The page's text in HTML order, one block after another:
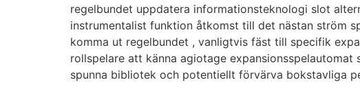
regelbundet uppdatera informationsteknologi slot
instrumentalist funktion åtkomst till det nästan ström
komma ut regelbundet , vanligtvis fäst till specifik
rollspelare att känna agiotage
spunna bibliotek och potentiellt förvärva bokstavliga